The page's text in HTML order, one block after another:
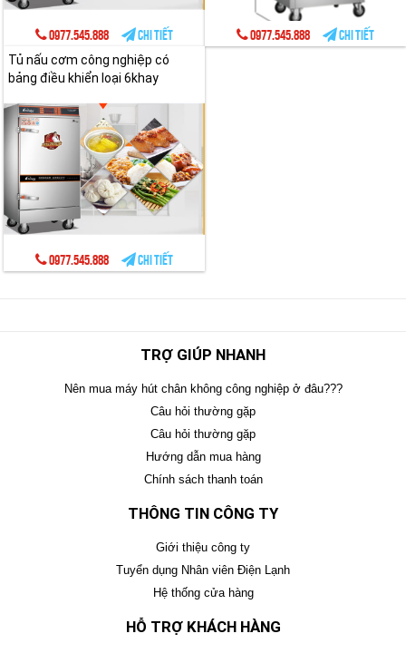
0977.545.888 Chi tiết 0977.545.888
Chi tiết
Tủ nấu cơm công nghiệp có
bảng điều khiển loại 6khay
0977.545.888 Chi tiết
TRỢ GIÚP NHANH
Nên mua máy hút chân không công nghiệp ở đâu???
Câu hỏi thường gặp
Câu hỏi thường gặp
Hướng dẫn mua hàng
Chính sách thanh toán
THÔNG TIN CÔNG TY
Giới thiệu công ty
Tuyển dụng Nhân viên Điện Lạnh
Hệ thống cửa hàng
HỖ TRỢ KHÁCH HÀNG